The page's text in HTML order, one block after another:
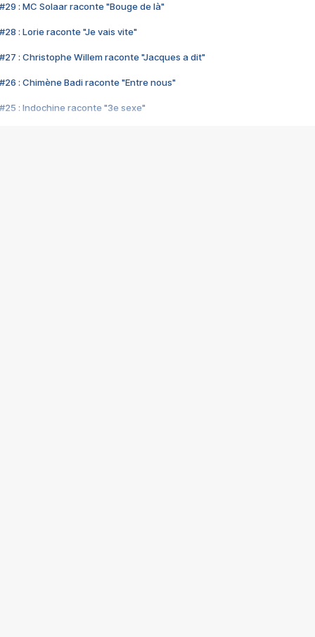
#29 : MC Solaar raconte "Bouge de là"
#28 : Lorie raconte "Je vais vite"
#27 : Christophe Willem raconte "Jacques a dit"
#26 : Chimène Badi raconte "Entre nous"
#25 : Indochine raconte "3e sexe"